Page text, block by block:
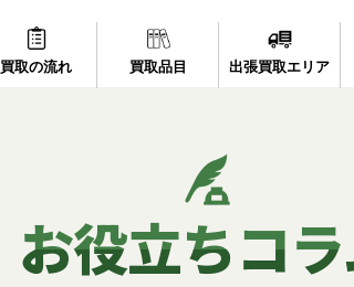
買取の流れ 買取品目 出張買取エリア
お役立ちコ